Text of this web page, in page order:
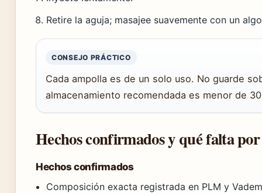
Retire la aguja; masajee suavemente con un
CONSEJO PRÁCTICO
Cada ampolla es de un solo uso. No guarde
almacenamiento recomendada es menor de
Hechos confirmados y qué falta
Hechos confirmados
Composición exacta registrada en PLM y